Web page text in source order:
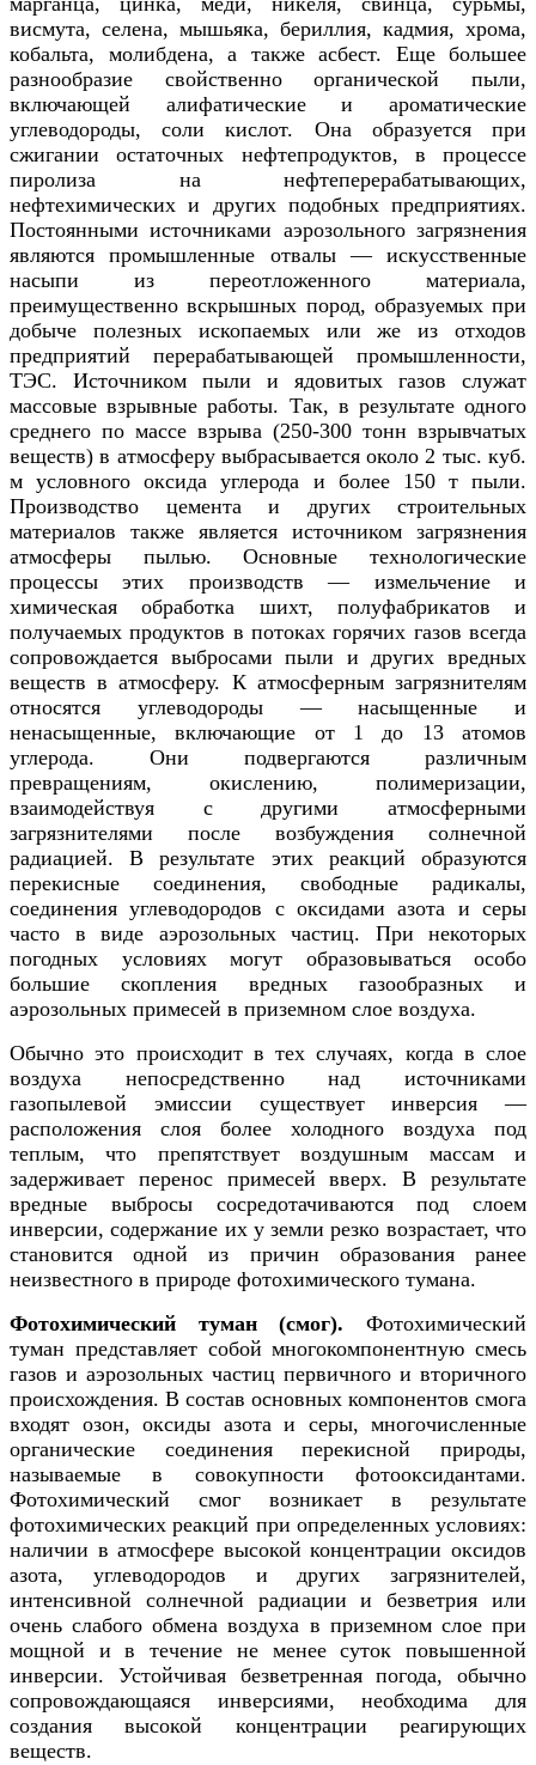
висмута, селена, мышьяка, бериллия, кадмия, хрома,
кобальта, молибдена, а также асбест. Еще большее
разнообразие свойственно органической пыли,
включающей алифатические и ароматические
углеводороды, соли кислот. Она образуется при
сжигании остаточных нефтепродуктов, в процессе
пиролиза на нефтеперерабатывающих,
нефтехимических и других подобных предприятиях.
Постоянными источниками аэрозольного загрязнения
являются промышленные отвалы — искусственные
насыпи из переотложенного материала,
преимущественно вскрышных пород, образуемых при
добыче полезных ископаемых или же из отходов
предприятий перерабатывающей промышленности,
ТЭС. Источником пыли и ядовитых газов служат
массовые взрывные работы. Так, в результате одного
среднего по массе взрыва (250-300 тонн взрывчатых
веществ) в атмосферу выбрасывается около 2 тыс. куб.
м условного оксида углерода и более 150 т пыли.
Производство цемента и других строительных
материалов также является источником загрязнения
атмосферы пылью. Основные технологические
процессы этих производств — измельчение и
химическая обработка шихт, полуфабрикатов и
получаемых продуктов в потоках горячих газов всегда
сопровождается выбросами пыли и других вредных
веществ в атмосферу. К атмосферным загрязнителям
относятся углеводороды — насыщенные и
ненасыщенные, включающие от 1 до 13 атомов
углерода. Они подвергаются различным
превращениям, окислению, полимеризации,
взаимодействуя с другими атмосферными
загрязнителями после возбуждения солнечной
радиацией. В результате этих реакций образуются
перекисные соединения, свободные радикалы,
соединения углеводородов с оксидами азота и серы
часто в виде аэрозольных частиц. При некоторых
погодных условиях могут образовываться особо
большие скопления вредных газообразных и
аэрозольных примесей в приземном слое воздуха.
Обычно это происходит в тех случаях, когда в слое
воздуха непосредственно над источниками
газопылевой эмиссии существует инверсия —
расположения слоя более холодного воздуха под
теплым, что препятствует воздушным массам и
задерживает перенос примесей вверх. В результате
вредные выбросы сосредотачиваются под слоем
инверсии, содержание их у земли резко возрастает, что
становится одной из причин образования ранее
неизвестного в природе фотохимического тумана.
Фотохимический туман (смог). Фотохимический
туман представляет собой многокомпонентную смесь
газов и аэрозольных частиц первичного и вторичного
происхождения. В состав основных компонентов смога
входят озон, оксиды азота и серы, многочисленные
органические соединения перекисной природы,
называемые в совокупности фотооксидантами.
Фотохимический смог возникает в результате
фотохимических реакций при определенных условиях:
наличии в атмосфере высокой концентрации оксидов
азота, углеводородов и других загрязнителей,
интенсивной солнечной радиации и безветрия или
очень слабого обмена воздуха в приземном слое при
мощной и в течение не менее суток повышенной
инверсии. Устойчивая безветренная погода, обычно
сопровождающаяся инверсиями, необходима для
создания высокой концентрации реагирующих
веществ.